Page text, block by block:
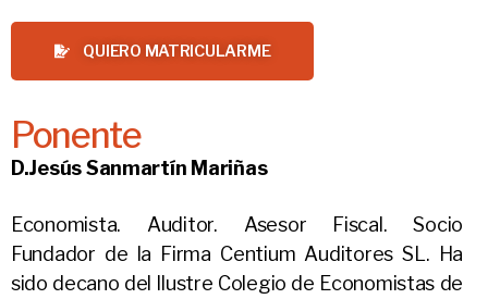
QUIERO MATRICULARME
Ponente
D.Jesús Sanmartín Mariñas
Economista. Auditor. Asesor Fiscal. Socio
Fundador de la Firma Centium Auditores SL. Ha
sido decano del Ilustre Colegio de Economistas de